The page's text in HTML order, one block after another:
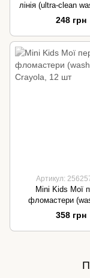
лінія (ultra-clean
шт
248 грн
Артикул:
Mini Kids Мої
фломастери
Crayola, 12
358 грн